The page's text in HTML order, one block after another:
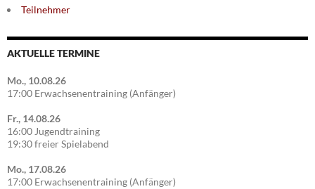
Teilnehmer
AKTUELLE TERMINE
Mo., 10.08.26
17:00 Erwachsenentraining (Anfänger)
Fr., 14.08.26
16:00 Jugendtraining
19:30 freier Spielabend
Mo., 17.08.26
17:00 Erwachsenentraining (Anfänger)